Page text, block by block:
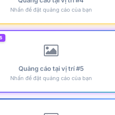
Nhấn để đặt quảng cáo của bạn
Quảng cáo tại vị trí #5
Nhấn để đặt quảng cáo của bạn